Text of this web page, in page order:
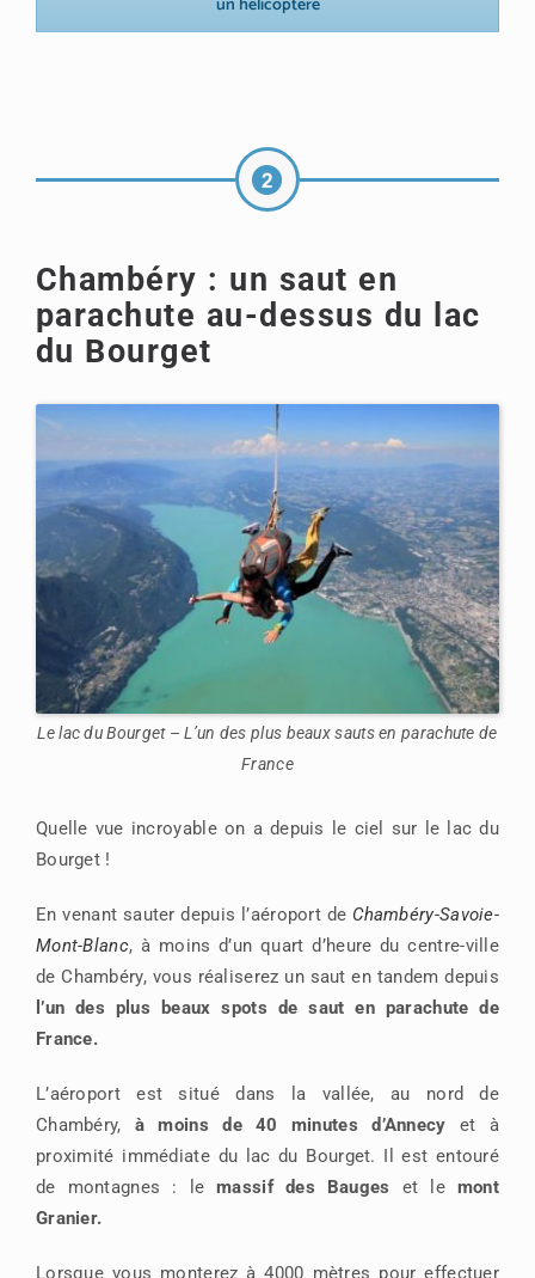
un hélicoptère
Chambéry : un saut en
parachute au-dessus du lac
du Bourget
Le lac du Bourget – L’un des plus beaux sauts en parachute de
France
Quelle vue incroyable on a depuis le ciel sur le lac du
Bourget !
En venant sauter depuis l’aéroport de Chambéry-Savoie-
Mont-Blanc, à moins d’un quart d’heure du centre-ville
de Chambéry, vous réaliserez un saut en tandem depuis
l’un des plus beaux spots de saut en parachute de
France.
L’aéroport est situé dans la vallée, au nord de
Chambéry, à moins de 40 minutes d’Annecy et à
proximité immédiate du lac du Bourget. Il est entouré
de montagnes : lemassif des Bauges et le mont
Granier.
Lorsque vous monterez à 4000 mètres pour effectuer